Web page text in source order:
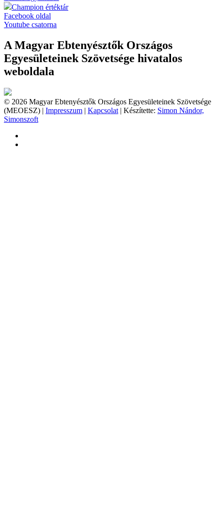
Champion értéktár
Facebook oldal
Youtube csatorna
A Magyar Ebtenyésztők Országos
Egyesületeinek Szövetsége hivatalos
weboldala
© 2026 Magyar Ebtenyésztők Országos Egyesületeinek Szövetsége
(MEOESZ) | Impresszum | Kapcsolat | Készítette: Simon Nándor,
Simonszoft